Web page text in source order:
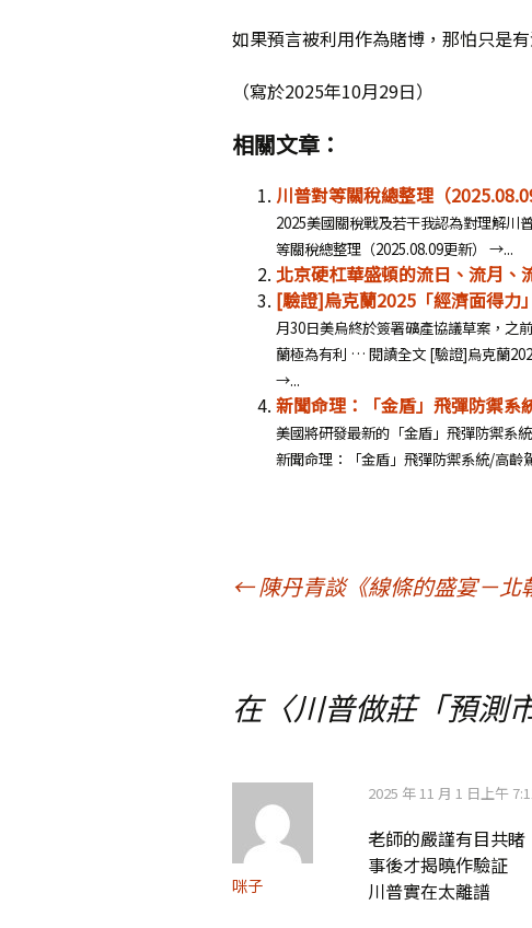
如果預言被利用作為賭博，那怕只是
（寫於2025年10月29日）
相關文章：
川普對等關稅總整理（
2025美國關稅戰及若干我認為對理解
等關稅總整理（2025.08.09更新） →...
北京硬杠華盛頓的流日、流月、
[驗證]烏克蘭2025「經濟面得力
月30日美烏終於簽署礦產協議草案，之
蘭極為有利 … 閱讀全文 [驗證]烏克蘭
→...
新聞命理：「金盾」飛彈防禦系
美國將研發最新的「金盾」飛彈防禦系
新聞命理：「金盾」飛彈防禦系統/高齡
←陳丹青談《線條的盛宴－北
在〈川普做莊「預測
咪子
2025 年 11 月 1 日上午
老師的嚴謹有目共睹
事後才揭曉作驗証
川普實在太離譜